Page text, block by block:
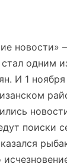
новости»
одним
И 1
поиски